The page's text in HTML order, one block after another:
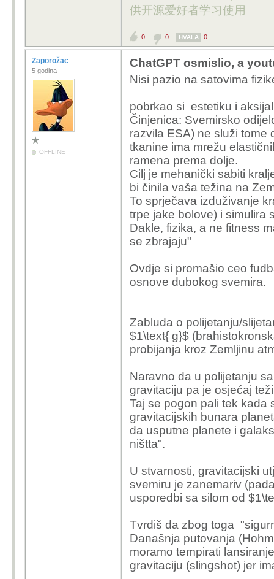
供开源爱好者学习使用
0 0 HVALA 0
Zaporožac
5 godina
OFFLINE
ChatGPT osmislio, a
Nisi pazio na satovima
pobrkao si estetiku i
Činjenica: Svemirsko
razvila ESA) ne služi tome
tkanine ima mrežu
ramena prema dolje.
Cilj je mehanički sabiti
bi činila vaša težina na
To sprječava izduživanje
trpe jake bolove) i simulira
Dakle, fizika, a ne fitness
se zbrajaju"
Ovdje si promašio ceo
osnove dubokog svemira.
Zabluda o polijetanju/
$1\text{ g}$
probijanja kroz Zemljinu
Naravno da u polijetanju
gravitaciju pa je osjećaj
Taj se pogon pali tek kada
gravitacijskih bunara
da usputne planete i
ništta".
U stvarnosti, gravitacijski
svemiru je zanemariv
usporedbi sa silom od
Tvrdiš da zbog toga
Današnja putovanja
moramo tempirati
gravitaciju (slingshot) jer